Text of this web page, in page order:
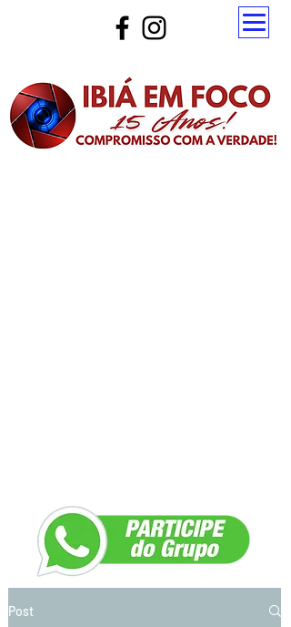
Post